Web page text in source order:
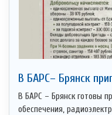
В БАРС– Брянcк
В БАРС – Брянск готовы
обеспечения,